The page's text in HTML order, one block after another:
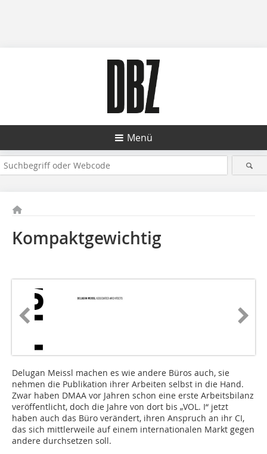
Menü
Kompaktgewichtig
Delugan Meissl machen es wie andere Büros auch, sie
nehmen die Publikation ihrer Arbeiten selbst in die Hand.
Zwar haben DMAA vor Jahren schon eine erste Arbeitsbilanz
veröffentlicht, doch die Jahre von dort bis „VOL. I“ jetzt
haben auch das Büro verändert, ihren Anspruch an ihr CI,
das sich mittlerweile auf einem internationalen Markt gegen
andere durchsetzen soll.